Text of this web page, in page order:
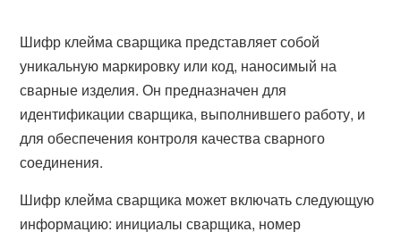
Шифр клейма сварщика представляет собой
уникальную маркировку или код, наносимый на
сварные изделия. Он предназначен для
идентификации сварщика, выполнившего работу, и
для обеспечения контроля качества сварного
соединения.
Шифр клейма сварщика может включать следующую
информацию: инициалы сварщика, номер